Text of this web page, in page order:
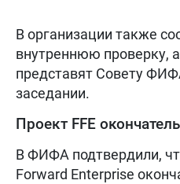
В организации также
внутреннюю проверку,
представят Совету
заседании.
Проект FFE
В ФИФА подтвердили,
Forward Enterprise